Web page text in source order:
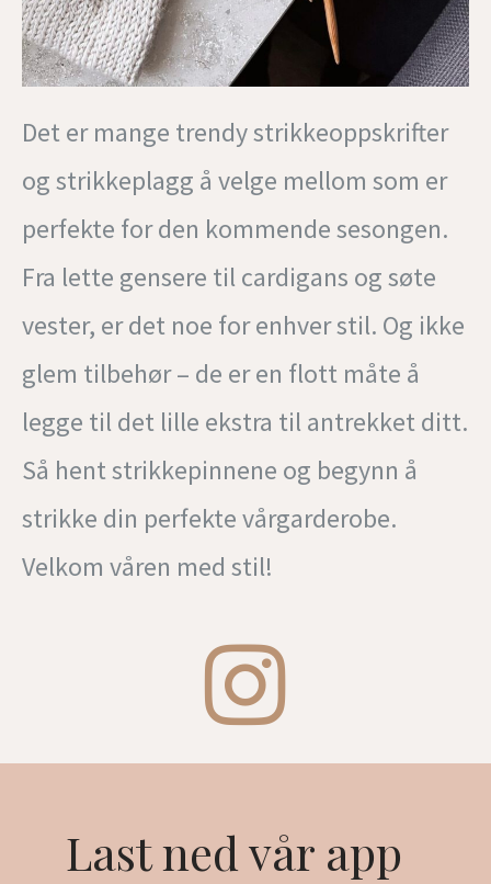
Det er mange trendy strikkeoppskrifter
og strikkeplagg å velge mellom som er
perfekte for den kommende sesongen.
Fra lette gensere til cardigans og søte
vester, er det noe for enhver stil. Og ikke
glem tilbehør – de er en flott måte å
legge til det lille ekstra til antrekket ditt.
Så hent strikkepinnene og begynn å
strikke din perfekte vårgarderobe.
Velkom våren med stil!
Last ned vår app